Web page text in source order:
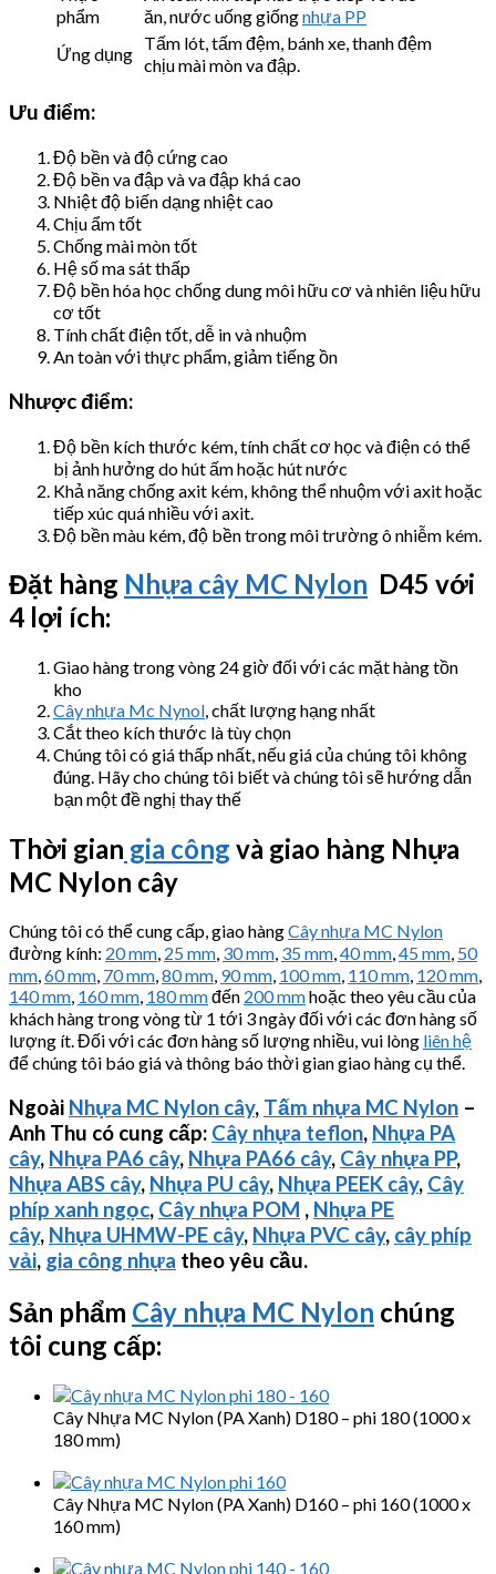
phẩm
ăn, nước uống giốngnhựa PP
Ứng dụng
Tấm lót, tấm đệm, bánh xe, thanh đệm
chịu mài mòn va đập.
Ưu điểm:
Độ bền và độ cứng cao
Độ bền va đập và va đập khá cao
Nhiệt độ biến dạng nhiệt cao
Chịu ẩm tốt
Chống mài mòn tốt
Hệ số ma sát thấp
Độ bền hóa học chống dung môi hữu cơ và nhiên liệu hữu
cơ tốt
Tính chất điện tốt, dễ in và nhuộm
An toàn với thực phẩm, giảm tiếng ồn
Nhược điểm:
Độ bền kích thước kém, tính chất cơ học và điện có thể
bị ảnh hưởng do hút ấm hoặc hút nước
Khả năng chống axit kém, không thể nhuộm với axit hoặc
tiếp xúc quá nhiều với axit.
Độ bền màu kém, độ bền trong môi trường ô nhiễm kém.
Đặt hàng Nhựa cây MC Nylon D45 với
4 lợi ích:
Giao hàng trong vòng 24 giờ đối với các mặt hàng tồn
kho
Cây nhựa Mc Nynol, chất lượng hạng nhất
Cắt theo kích thước là tùy chọn
Chúng tôi có giá thấp nhất, nếu giá của chúng tôi không
đúng. Hãy cho chúng tôi biết và chúng tôi sẽ hướng dẫn
bạn một đề nghị thay thế
Thời gian gia công và giao hàng Nhựa
MC Nylon cây
Chúng tôi có thể cung cấp, giao hàngCây nhựa MC Nylon
đường kính: 20 mm, 25 mm, 30 mm, 35 mm,40 mm,45 mm, 50
mm,60 mm, 70 mm,80 mm, 90 mm, 100 mm, 110 mm, 120 mm,
140 mm, 160 mm, 180 mmđến 200 mmhoặc theo yêu cầu của
khách hàng trong vòng từ 1 tới 3 ngày đối với các đơn hàng số
lượng ít. Đối với các đơn hàng số lượng nhiều, vui lòng liên hệ
để chúng tôi báo giá và thông báo thời gian giao hàng cụ thể.
Ngoài Nhựa MC Nylon cây, Tấm nhựa MC Nylon –
Anh Thu có cung cấp: Cây nhựa teflon, Nhựa PA
cây, Nhựa PA6 cây, Nhựa PA66 cây, Cây nhựa PP,
Nhựa ABS cây, Nhựa PU cây, Nhựa PEEK cây, Cây
phíp xanh ngọc, Cây nhựa POM , Nhựa PE
cây, Nhựa UHMW-PE cây, Nhựa PVC cây, cây phíp
vải, gia công nhựa theo yêu cầu.
Sản phẩm Cây nhựa MC Nylon chúng
tôi cung cấp:
Cây Nhựa MC Nylon (PA Xanh) D180 – phi 180 (1000 x
180 mm)
Cây Nhựa MC Nylon (PA Xanh) D160 – phi 160 (1000 x
160 mm)